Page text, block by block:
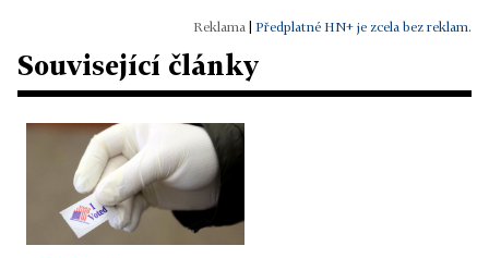
| Předplatné HN+ je zcela bez reklam.
Související články